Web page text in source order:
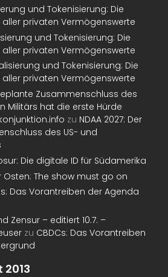
und Tokenisierung: Die
aller privaten Vermögenswerte
und Tokenisierung: Die
aller privaten Vermögenswerte
und Tokenisierung: Die
aller privaten Vermögenswerte
Zusammenschluss des
Militärs hat die erste Hürde
zu NDAA 2027: Der
des US- und
Die digitale ID für Südamerika
Osten: The show must go on
Das Vorantreiben der Agenda
Zensur – editiert 10.7. –
zu CBDCs: Das Vorantreiben